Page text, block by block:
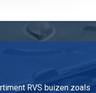
RVS buizen zoals